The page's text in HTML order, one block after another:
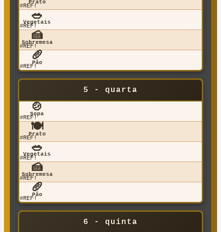
Prato
#REF!
🥗
Vegetais
#REF!
🍰
Sobremesa
#REF!
🥖
Pão
#REF!
5 - quarta
🍲
Sopa
#REF!
🍽️
Prato
#REF!
🥗
Vegetais
#REF!
🍰
Sobremesa
#REF!
🥖
Pão
#REF!
6 - quinta